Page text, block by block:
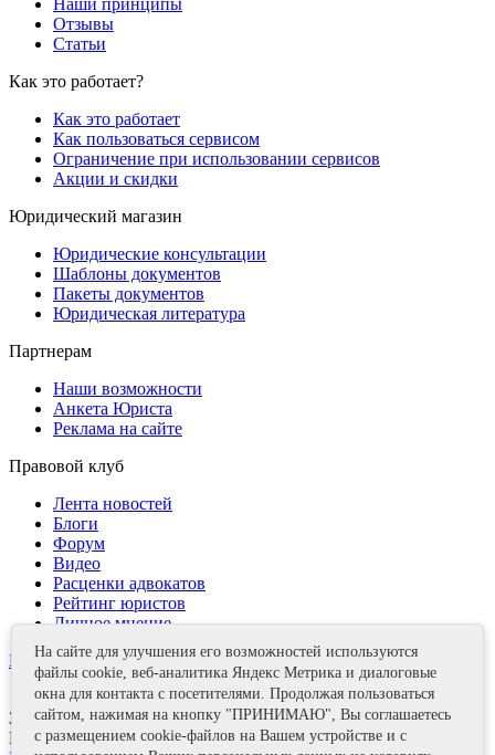
Наши принципы
Отзывы
Статьи
Как это работает?
Как это работает
Как пользоваться сервисом
Ограничение при использовании сервисов
Акции и скидки
Юридический магазин
Юридические консультации
Шаблоны документов
Пакеты документов
Юридическая литература
Партнерам
Наши возможности
Анкета Юриста
Реклама на сайте
Правовой клуб
Лента новостей
Блоги
Форум
Видео
Расценки адвокатов
Рейтинг юристов
Личное мнение
Контакты
Задать вопрос
Поделиться
На сайте для улучшения его возможностей используются
файлы cookie, веб-аналитика Яндекс Метрика и диалоговые
окна для контакта с посетителями. Продолжая пользоваться
сайтом, нажимая на кнопку "ПРИНИМАЮ", Вы соглашаетесь
с размещением cookie-файлов на Вашем устройстве и с